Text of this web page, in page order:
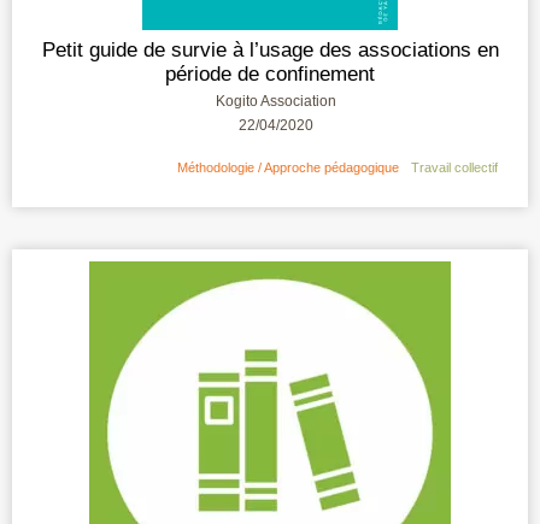
Petit guide de survie à l’usage des associations en
période de confinement
Kogito Association
22/04/2020
Méthodologie / Approche pédagogique Travail collectif